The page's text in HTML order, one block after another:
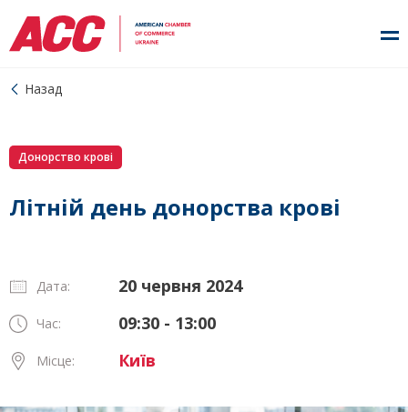
Назад
Донорство крові
Літній день донорства крові
Дата: 20 червня 2024
Час: 09:30 - 13:00
Місце: Київ